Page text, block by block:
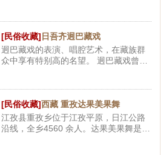
带人的称呼，意为住在门隅的人
[民俗收藏]日吾齐迥巴藏戏
迥巴藏戏的表演、唱腔艺术，在藏族群
众中享有特别高的名望。 迥巴藏戏曾因
巴藏戏枯木逢春，获得了新生，
[民俗收藏]西藏 重孜达果美果舞
江孜县重孜乡位于江孜平原，日江公路
沿线，全乡4560 余人。达果美果舞是从